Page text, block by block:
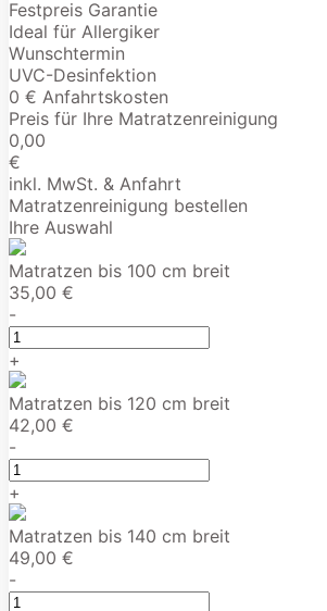
Festpreis Garantie
Ideal für Allergiker
Wunschtermin
UVC-Desinfektion
0 € Anfahrtskosten
Preis für Ihre Matratzenreinigung
0,00
€
inkl. MwSt. & Anfahrt
Matratzenreinigung bestellen
Ihre Auswahl
Matratzen bis 100 cm breit
35,00 €
-
+
Matratzen bis 120 cm breit
42,00 €
-
+
Matratzen bis 140 cm breit
49,00 €
-